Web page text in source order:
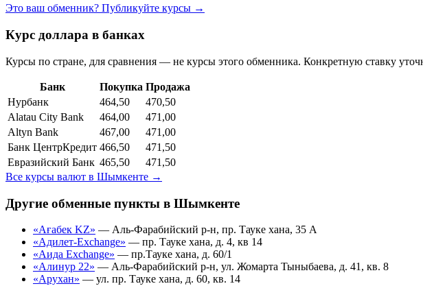
Это ваш обменник? Публикуйте курсы →
Курс доллара в банках
Курсы по стране, для сравнения — не курсы этого обменника. Конкретную ставку
Банк Покупка Продажа
Нурбанк
464,50
470,50
Alatau City Bank
464,00
471,00
Altyn Bank
467,00
471,00
Банк ЦентрКредит 466,50
471,50
Евразийский Банк 465,50
471,50
Все курсы валют в Шымкенте →
Другие обменные пункты в Шымкенте
«Ағабек KZ» — Аль-Фарабийский р-н, пр. Тауке хана, 35 А
«Адилет-Exchange» — пр. Тауке хана, д. 4, кв 14
«Аида Exchange» — пр.Тауке хана, д. 60/1
«Алинур 22» — Аль-Фарабийский р-н, ул. Жомарта Тыныбаева, д. 41, кв. 8
«Арухан» — ул. пр. Тауке хана, д. 60, кв. 14